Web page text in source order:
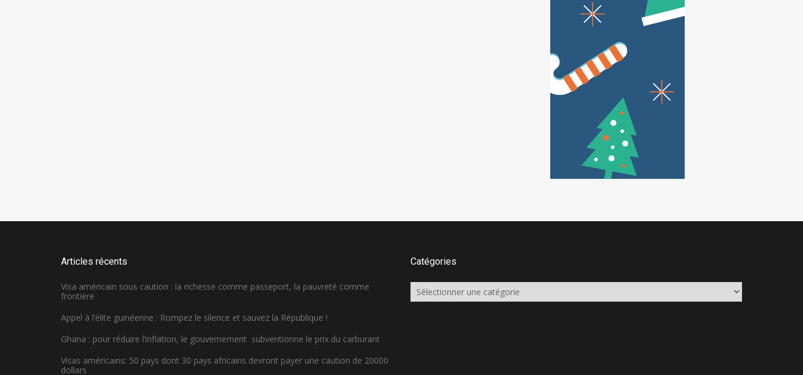
Articles récents
Visa américain sous caution : la richesse comme passeport, la pauvreté comme
frontière
Appel à l’élite guinéenne : Rompez le silence et sauvez la République !
Ghana : pour réduire l’inflation, le gouvernement subventionne le prix du carburant
Visas américains: 50 pays dont 30 pays africains devront payer une caution de 20000
dollars
Catégories
Catégories